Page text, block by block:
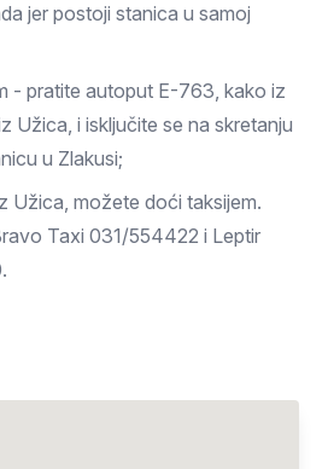
jer postoji stanica u samoj
- pratite autoput E-763, kako iz
Užica, i isključite se na skretanju
u Zlakusi;
Užica, možete doći taksijem.
Taxi 031/554422 i Leptir